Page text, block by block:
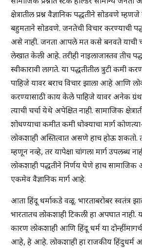
क्षेत्रातील प्रश्न वैज्ञानिक पद्धतीने सोडवणे
बहुमताने सोडवणे. जनतेची विचार करण्याची
असे नाही. जनता आपले मत कसे बनवते याची
लेखात केली आहे. तरीही नाइलाजास्तव तीच
स्वीकारावी लागते. या पद्धतीतील त्रुटी कमी
पाहिजे यावर बराच विचार झाला आहे आणि
करण्यासाठी काय केले पाहिजे यावर अनेक
त्याची चर्चा येथे अपेक्षित नाही. सामाजिक
शोधण्याचा कमीत कमी धोक्याचा मार्ग
लोकशाही अस्तित्वात असणे हाच होऊ शकतो.
म्हणून नव्हे, तर यापेक्षा चांगला मार्ग उपलब्ध
लोकशाही पद्धतीने निर्णय घेणे हाच सामाजिक
एकमेव वैज्ञानिक मार्ग आहे.
आता हिंदू धर्माकडे वळू. भारताबरोबर स्वतंत्र
भारतातच लोकशाही टिकली हा अपघात नाही.
कारण लोकशाही आणि हिंदू धर्म या
आहे, हे आहे. लोकशाही हा राजकीय हिंदुधर्म